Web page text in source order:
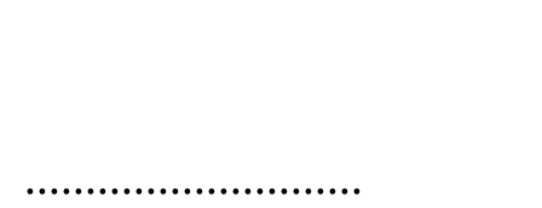
............................